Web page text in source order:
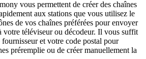
vous permettent de créer des chaînes
aux stations que vous utilisez le
de vos chaînes préférées pour envoyer
votre téléviseur ou décodeur. Il vous suffit
et votre code postal pour
préremplie ou de créer manuellement la